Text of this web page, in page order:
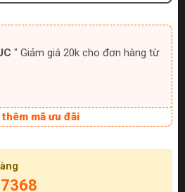
" Giảm giá 20k cho đơn hàng từ
mã ưu đãi